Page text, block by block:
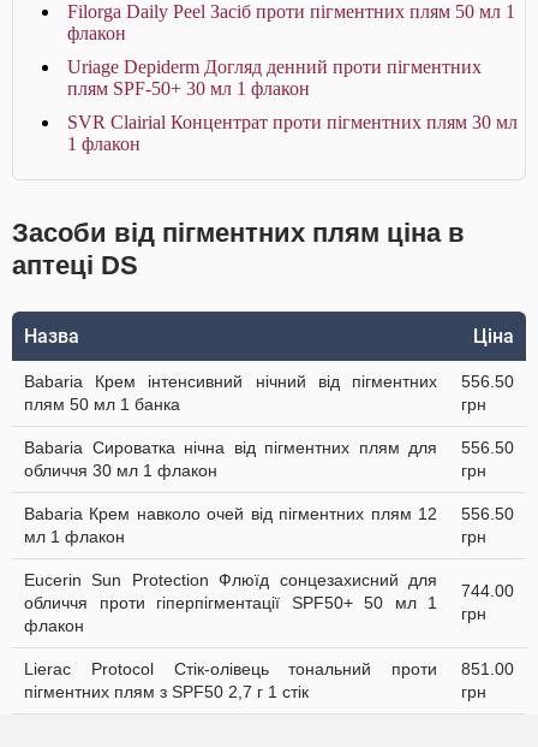
Filorga Daily Peel Засіб проти пігментних плям 50 мл 1
флакон
Uriage Depiderm Догляд денний проти пігментних
плям SPF-50+ 30 мл 1 флакон
SVR Clairial Концентрат проти пігментних плям 30 мл
1 флакон
Засоби від пігментних плям ціна в
аптеці DS
Назва Ціна
Babaria Крем інтенсивний нічний від пігментних
плям 50 мл 1 банка
556.50
грн
Babaria Сироватка нічна від пігментних плям для
обличчя 30 мл 1 флакон
556.50
грн
Babaria Крем навколо очей від пігментних плям 12
мл 1 флакон
556.50
грн
Eucerin Sun Protection Флюїд сонцезахисний для
обличчя проти гіперпігментації SPF50+ 50 мл 1
флакон
744.00
грн
Lierac Protocol Стік-олівець тональний проти
пігментних плям з SPF50 2,7 г 1 стік
851.00
грн